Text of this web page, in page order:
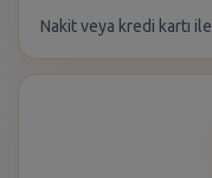
Nakit veya kredi kartı